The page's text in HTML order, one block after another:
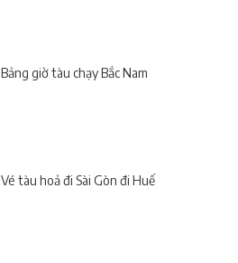
Bảng giờ tàu chạy Bắc Nam
Vé tàu hoả đi Sài Gòn đi Huế